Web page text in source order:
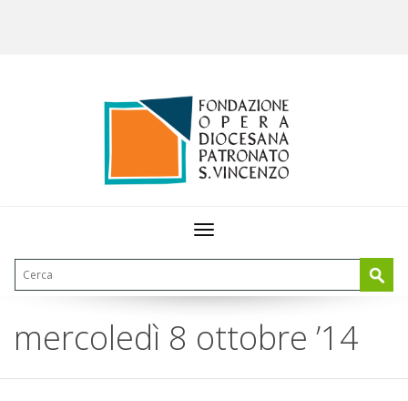
Toggle
mercoledì 8 ottobre ’14